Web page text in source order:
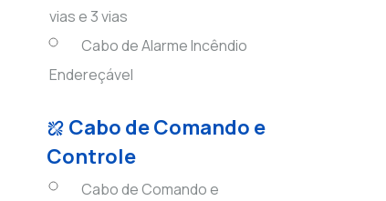
vias e 3 vias
Cabo de Alarme Incêndio
Endereçável
Cabo de Comando e
Controle
Cabo de Comando e